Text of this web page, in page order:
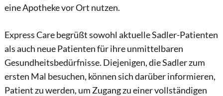
eine Apotheke vor Ort nutzen.
Express Care begrüßt sowohl aktuelle Sadler-Patienten
als auch neue Patienten für ihre unmittelbaren
Gesundheitsbedürfnisse. Diejenigen, die Sadler zum
ersten Mal besuchen, können sich darüber informieren,
Patient zu werden, um Zugang zu einer vollständigen